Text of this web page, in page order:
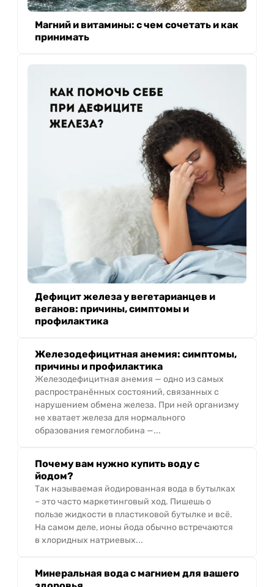
Магний и витамины: с чем сочетать и как
принимать
Дефицит железа у вегетарианцев и
веганов: причины, симптомы и
профилактика
Железодефицитная анемия: симптомы,
причины и профилактика
Железодефицитная анемия — одно из самых
распространённых состояний, связанных с
нарушением обмена железа. При ней организму
не хватает железа для нормального
образования гемоглобина —...
Почему вам нужно купить воду с
йодом?
Так называемая йодированная вода в бутылках
– это часто маркетинговый ход. Пишешь о
пользе жидкости в пластиковой бутылке и всё.
На самом деле, ионы йода обычно встречаются
в хлоридных натриевых...
Минеральная вода с магнием для вашего